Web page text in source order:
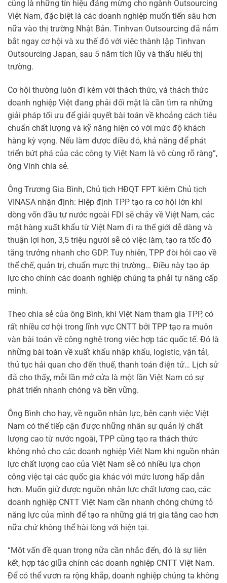
cũng là những tín hiệu đáng mừng cho ngành Outsourcing
Việt Nam, đặc biệt là các doanh nghiệp muốn tiến sâu hơn
nữa vào thị trường Nhật Bản. Tinhvan Outsourcing đã nắm
bắt ngay cơ hội và xu thế đó với việc thành lập Tinhvan
Outsourcing Japan, sau 5 năm tích lũy và thấu hiểu thị
trường.
Cơ hội thường luôn đi kèm với thách thức, và thách thức
doanh nghiệp Việt đang phải đối mặt là cần tìm ra những
giải pháp tối ưu để giải quyết bài toán về khoảng cách tiêu
chuẩn chất lượng và kỹ năng hiện có với mức độ khách
hàng kỳ vọng. Nếu làm được điều đó, khả năng để phát
triển bứt phá của các công ty Việt Nam là vô cùng rõ ràng”,
ông Vinh chia sẻ.
Ông Trương Gia Bình, Chủ tịch HĐQT FPT kiêm Chủ tịch
VINASA nhận định: Hiệp định TPP tạo ra cơ hội lớn khi
dòng vốn đầu tư nước ngoài FDI sẽ chảy về Việt Nam, các
mặt hàng xuất khẩu từ Việt Nam đi ra thế giới dễ dàng và
thuận lợi hơn, 3,5 triệu người sẽ có việc làm, tạo ra tốc độ
tăng trưởng nhanh cho GDP. Tuy nhiên, TPP đòi hỏi cao về
thể chế, quản trị, chuẩn mực thị trường… Điều này tạo áp
lực cho chính các doanh nghiệp chúng ta phải tự nâng cấp
mình.
Theo chia sẻ của ông Bình, khi Việt Nam tham gia TPP, có
rất nhiều cơ hội trong lĩnh vực CNTT bởi TPP tạo ra muôn
vàn bài toán về công nghệ trong việc hợp tác quốc tế. Đó là
những bài toán về xuất khẩu nhập khẩu, logistic, vận tải,
thủ tục hải quan cho đến thuế, thanh toán điện tử… Lịch sử
đã cho thấy, mỗi lần mở cửa là một lần Việt Nam có sự
phát triển nhanh chóng và bền vững.
Ông Bình cho hay, về nguồn nhân lực, bên cạnh việc Việt
Nam có thể tiếp cận được những nhân sự quản lý chất
lượng cao từ nước ngoài, TPP cũng tạo ra thách thức
không nhỏ cho các doanh nghiệp Việt Nam khi nguồn nhân
lực chất lượng cao của Việt Nam sẽ có nhiều lựa chọn
công việc tại các quốc gia khác với mức lương hấp dẫn
hơn. Muốn giữ được nguồn nhân lực chất lượng cao, các
doanh nghiệp CNTT Việt Nam cần nhanh chóng chứng tỏ
năng lực của mình để tạo ra những giá trị gia tăng cao hơn
nữa chứ không thể hài lòng với hiện tại.
“Một vấn đề quan trọng nữa cần nhắc đến, đó là sự liên
kết, hợp tác giữa chính các doanh nghiệp CNTT Việt Nam.
Để có thể vươn ra rộng khắp, doanh nghiệp chúng ta không